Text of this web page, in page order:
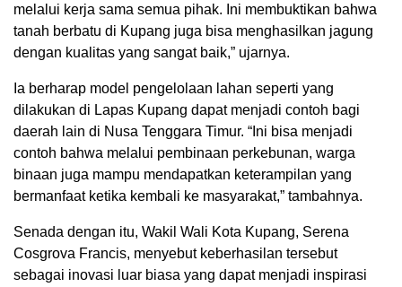
melalui kerja sama semua pihak. Ini membuktikan bahwa
tanah berbatu di Kupang juga bisa menghasilkan jagung
dengan kualitas yang sangat baik,” ujarnya.
Ia berharap model pengelolaan lahan seperti yang
dilakukan di Lapas Kupang dapat menjadi contoh bagi
daerah lain di Nusa Tenggara Timur. “Ini bisa menjadi
contoh bahwa melalui pembinaan perkebunan, warga
binaan juga mampu mendapatkan keterampilan yang
bermanfaat ketika kembali ke masyarakat,” tambahnya.
Senada dengan itu, Wakil Wali Kota Kupang, Serena
Cosgrova Francis, menyebut keberhasilan tersebut
sebagai inovasi luar biasa yang dapat menjadi inspirasi